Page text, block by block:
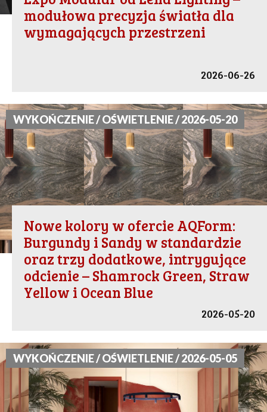
modułowa precyzja światła dla
wymagających przestrzeni
2026-06-26
WYKOŃCZENIE / OŚWIETLENIE / 2026-05-20
Nowe kolory w ofercie AQForm:
Burgundy i Sandy w standardzie
oraz trzy dodatkowe, intrygujące
odcienie – Shamrock Green, Straw
Yellow i Ocean Blue
2026-05-20
WYKOŃCZENIE / OŚWIETLENIE / 2026-05-05